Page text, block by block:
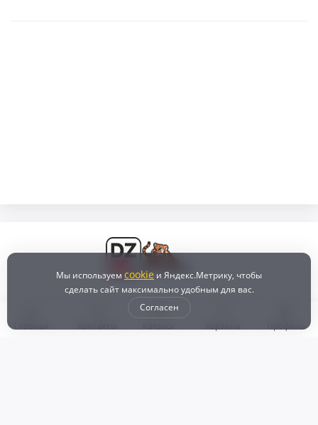
Мы используем cookie и Яндекс.Метрику, чтобы
сделать сайт максимально удобным для вас.
Согласен
Бонусная программа Доставка и самовывоз
Оплата